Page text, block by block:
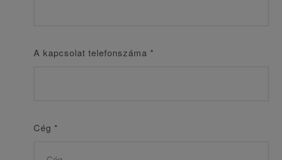
A kapcsolat telefonszáma *
Cég *